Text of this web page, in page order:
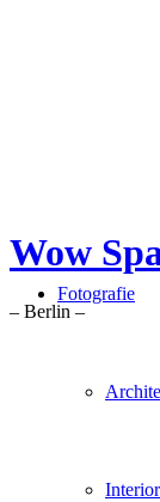
Fotografie
Wow
– Berlin –